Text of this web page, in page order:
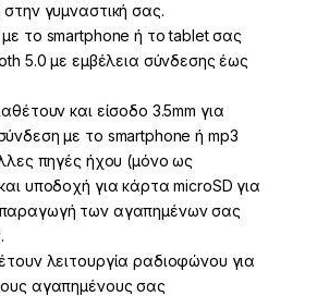
γυμναστική σας.
το smartphone ή το tablet σας
5.0 με εμβέλεια σύνδεσης έως
και είσοδο 3.5mm για
με το smartphone ή mp3
πηγές ήχου (μόνο ως
υποδοχή για κάρτα microSD για
των αγαπημένων σας
λειτουργία ραδιοφώνου για
αγαπημένους σας